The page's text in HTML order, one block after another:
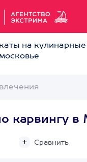
на
карвингу в
Сравнить